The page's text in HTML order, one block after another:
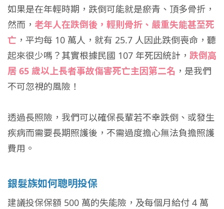
如果是在年輕時期，跌倒可能就是瘀青、頂多骨折，
然而， 老年人在跌倒後，輕則骨折、嚴重失能甚至死
亡 ，平均每 10 萬人，就有 25.7 人因此跌倒喪命，聽
起來很少嗎？其實根據民國 107 年死因統計， 跌倒高
居 65 歲以上長者事故傷害死亡主因第二名 ，是我們
不可忽視的風險！
透過長照險，我們可以確保長輩若不幸跌倒、或發生
疾病而需要長期照護後，不需過度擔心無法負擔照護
費用。
銀髮族如何聰明投保
建議投保保額 500 萬的失能險，及每個月給付 4 萬